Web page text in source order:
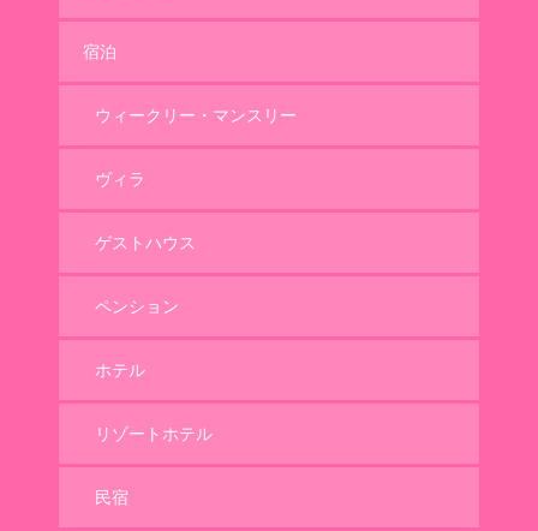
宿泊
ウィークリー・マンスリー
ヴィラ
ゲストハウス
ペンション
ホテル
リゾートホテル
民宿